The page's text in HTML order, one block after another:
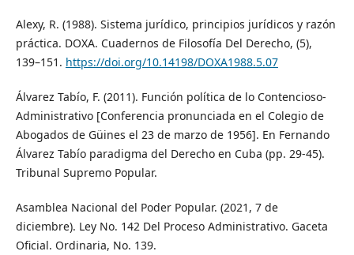
Alexy, R. (1988). Sistema jurídico, principios jurídicos y razón
práctica. DOXA. Cuadernos de Filosofía Del Derecho, (5),
139–151. https://doi.org/10.14198/DOXA1988.5.07
Álvarez Tabío, F. (2011). Función política de lo Contencioso-
Administrativo [Conferencia pronunciada en el Colegio de
Abogados de Güines el 23 de marzo de 1956]. En Fernando
Álvarez Tabío paradigma del Derecho en Cuba (pp. 29-45).
Tribunal Supremo Popular.
Asamblea Nacional del Poder Popular. (2021, 7 de
diciembre). Ley No. 142 Del Proceso Administrativo. Gaceta
Oficial. Ordinaria, No. 139.